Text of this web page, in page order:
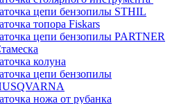
цепи бензопилы STHIL
топора Fiskars
цепи бензопилы PARTNER
колуна
цепи бензопилы
ножа от рубанка